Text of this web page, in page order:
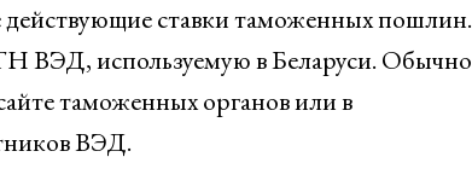
ставки таможенных пошлин.
ВЭД, используемую в Беларуси. Обычно
таможенных органов или в
ВЭД.